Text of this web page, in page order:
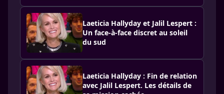
Laeticia Hallyday et Jalil Lespert :
Un face-à-face discret au soleil
du sud
Laeticia Hallyday : Fin de relation
avec Jalil Lespert. Les détails de